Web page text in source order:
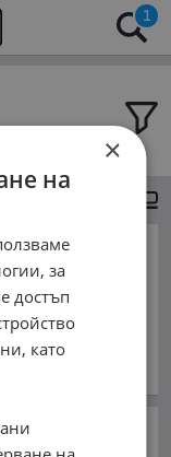
1
по:
Шефът на
е
×
на
за
достъп
като